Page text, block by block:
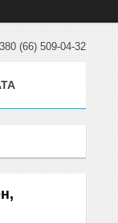
(66) 509-04-32